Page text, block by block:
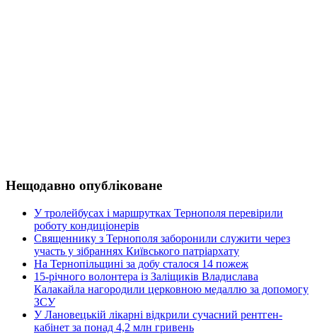
Нещодавно опубліковане
У тролейбусах і маршрутках Тернополя перевірили
роботу кондиціонерів
Священнику з Тернополя заборонили служити через
участь у зібраннях Київського патріархату
На Тернопільщині за добу сталося 14 пожеж
15-річного волонтера із Заліщиків Владислава
Калакайла нагородили церковною медаллю за допомогу
ЗСУ
У Лановецькій лікарні відкрили сучасний рентген-
кабінет за понад 4,2 млн гривень